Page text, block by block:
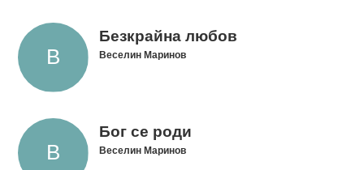
Безкрайна любов
Веселин Маринов
Бог се роди
Веселин Маринов